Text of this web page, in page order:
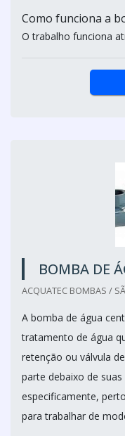
Como funciona a
O trabalho funciona
BOMBA DE
ACQUATEC BOMBAS /
A bomba de água
tratamento de água
retenção ou válvula
parte debaixo de
especificamente,
para trabalhar de